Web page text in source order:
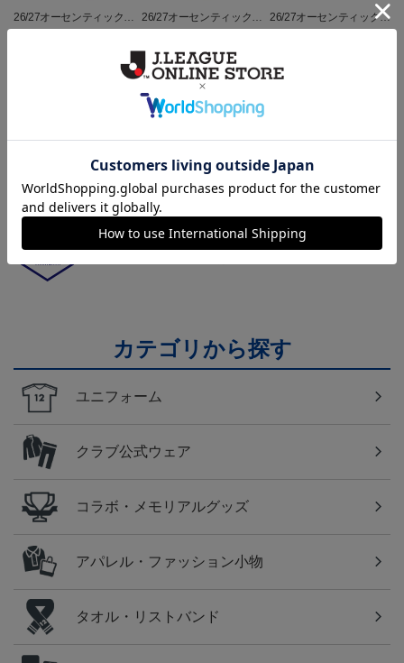
26/27オーセンティックユ
ニフォーム半袖（FP1st）
26/27オーセンティックユ
ニフォーム半袖（FP2n
26/27オーセンティックユ
ニフォーム長袖（FP1st）
チームマスコット「ディーオ」グッズは、サポータ
ーやファン必見！
モンテディオ山形のすべてのグッズをチェックした
カテゴリから探す
ユニフォーム
クラブ公式ウェア
コラボ・メモリアルグッズ
アパレル・ファッション小物
タオル・リストバンド